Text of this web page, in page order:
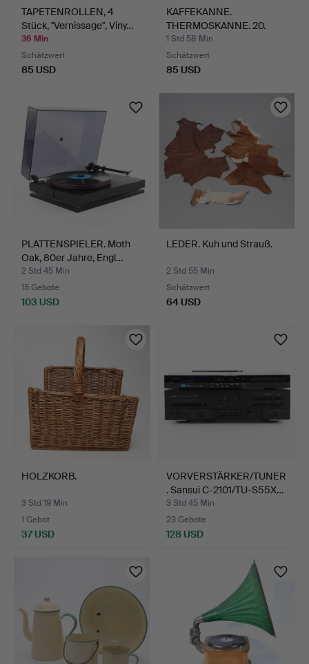
TAPETENROLLEN, 4
Stück, "Vernissage", Viny…
36 Min
Schätzwert
85 USD
KAFFEKANNE.
THERMOSKANNE. 20.
Jahrhundert.
1 Std 58 Min
Schätzwert
85 USD
PLATTENSPIELER. Moth
Oak, 80er Jahre, Engl…
2 Std 45 Min
15 Gebote
103 USD
LEDER. Kuh und Strauß.
2 Std 55 Min
Schätzwert
64 USD
HOLZKORB.
3 Std 19 Min
1 Gebot
37 USD
VORVERSTÄRKER/TUNER
. Sansui C-2101/TU-S55X…
3 Std 45 Min
23 Gebote
128 USD